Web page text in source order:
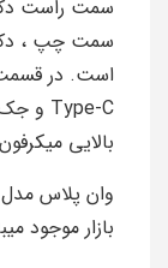
سمت راست
سمت چپ ،
است. در قسمت
بالایی
بازار موجود